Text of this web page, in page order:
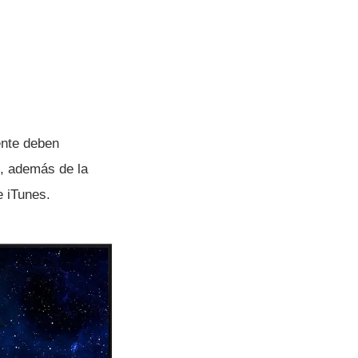
deben
además de la
iTunes.